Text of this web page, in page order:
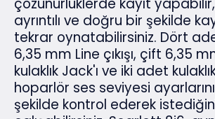
ayrıntılı ve doğru bir şekilde
tekrar oynatabilirsiniz. Dört
6,35 mm Line çıkışı, çift 6,35
kulaklık Jack'ı ve iki adet kulaklık
hoparlör ses seviyesi
şekilde kontrol ederek